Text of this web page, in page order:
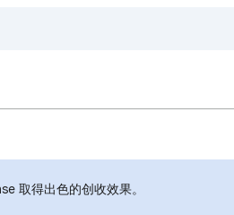
取得出色的创收效果。